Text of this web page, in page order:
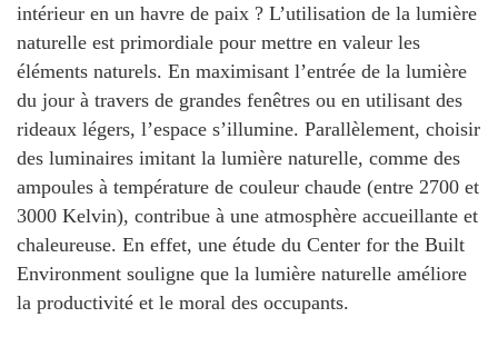
intérieur en un havre de paix ? L’utilisation de la lumière
naturelle est primordiale pour mettre en valeur les
éléments naturels. En maximisant l’entrée de la lumière
du jour à travers de grandes fenêtres ou en utilisant des
rideaux légers, l’espace s’illumine. Parallèlement, choisir
des luminaires imitant la lumière naturelle, comme des
ampoules à température de couleur chaude (entre 2700 et
3000 Kelvin), contribue à une atmosphère accueillante et
chaleureuse. En effet, une étude du Center for the Built
Environment souligne que la lumière naturelle améliore
la productivité et le moral des occupants.